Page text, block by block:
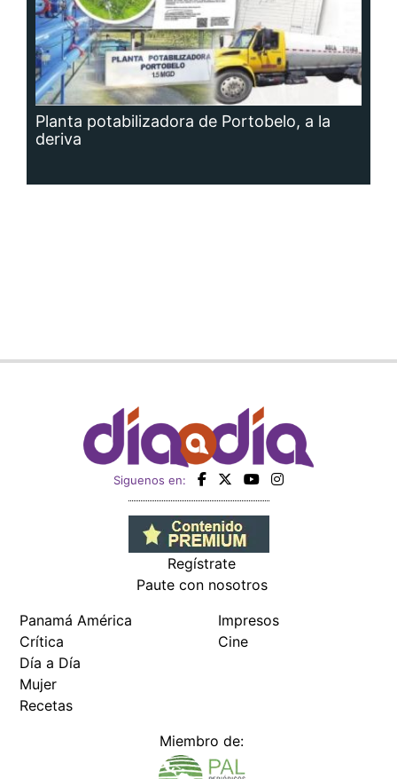
Planta potabilizadora de Portobelo, a la
deriva
Siguenos en:
Regístrate
Paute con nosotros
Panamá América
Crítica
Día a Día
Mujer
Recetas
Impresos
Cine
Miembro de: